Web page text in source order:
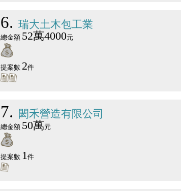
6 瑞大土木包工業
總金額 52萬4000元
提案數 2件
7 閎禾營造有限公司
總金額 50萬元
提案數 1件